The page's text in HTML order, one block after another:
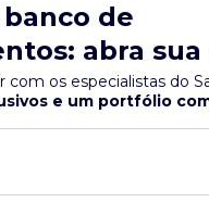
de
abra sua
com os especialistas do
e um portfólio